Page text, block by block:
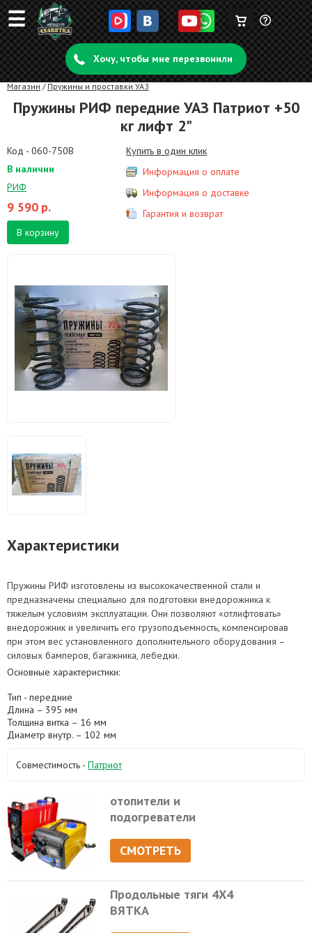
☰ Задать
вопрос
Корзина
пуста
Хочу, чтобы мне перезвонили
Магазин / Пружины и проставки УАЗ
Пружины РИФ передние УАЗ Патриот +50
кг лифт 2"
Код - 060-750B
В наличии
РИФ
9 590 р.
В корзину
Купить в один клик
Информация о оплате
Информация о доставке
Гарантия и возврат
Характеристики
Пружины РИФ изготовлены из высококачественной стали и
предназначены специально для подготовки внедорожника к
тяжелым условиям эксплуатации. Они позволяют «отлифтовать»
внедорожник и увеличить его грузоподъемность, компенсировав
при этом вес установленного дополнительного оборудования –
силовых бамперов, багажника, лебедки.
Основные характеристики:
Тип - передние
Длина – 395 мм
Толщина витка – 16 мм
Диаметр внутр. – 102 мм
Совместимость - Патриот
отопители и
подогреватели
СМОТРЕТЬ
Продольные тяги 4Х4
ВЯТКА